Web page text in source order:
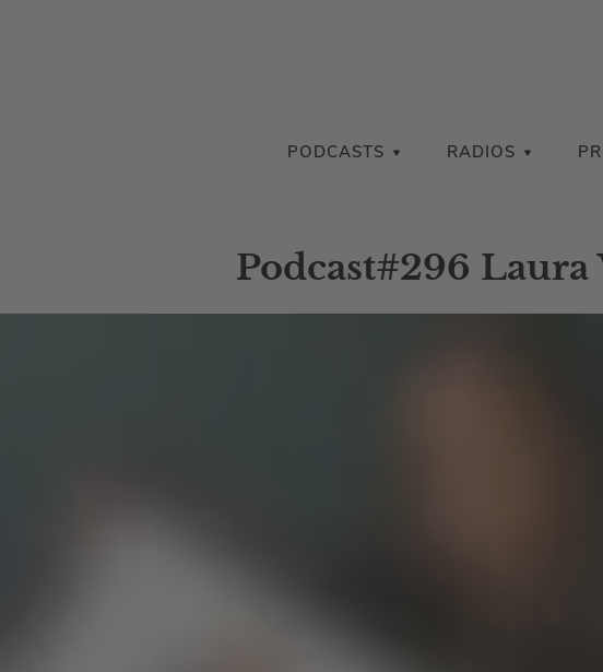
PODCASTS RADIOS
Podcast#296